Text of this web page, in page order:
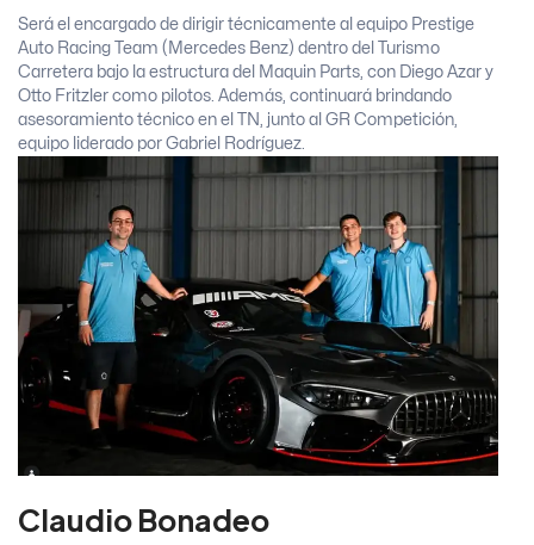
Será el encargado de dirigir técnicamente al equipo Prestige
Auto Racing Team (Mercedes Benz) dentro del Turismo
Carretera bajo la estructura del Maquin Parts, con Diego Azar y
Otto Fritzler como pilotos. Además, continuará brindando
asesoramiento técnico en el TN, junto al GR Competición,
equipo liderado por Gabriel Rodríguez.
Claudio Bonadeo